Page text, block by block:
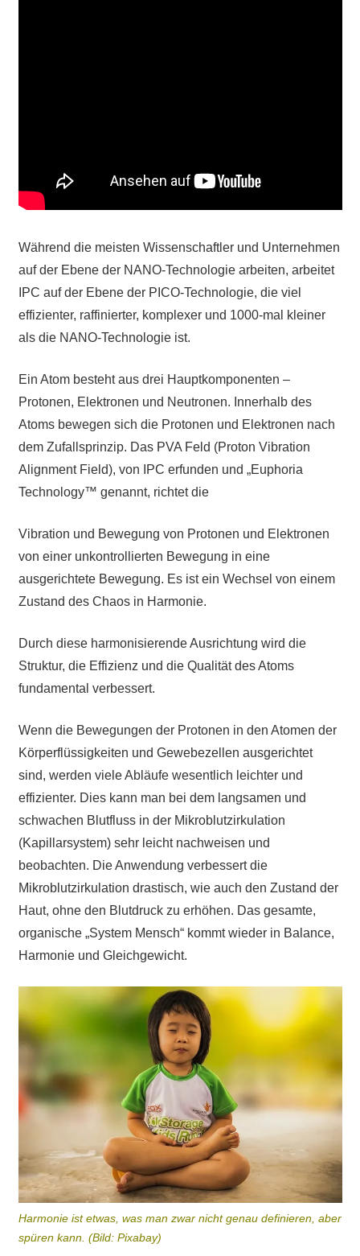
Während die meisten Wissenschaftler und Unternehmen
auf der Ebene der NANO-Technologie arbeiten, arbeitet
IPC auf der Ebene der PICO-Technologie, die viel
effizienter, raffinierter, komplexer und 1000-mal kleiner
als die NANO-Technologie ist.
Ein Atom besteht aus drei Hauptkomponenten –
Protonen, Elektronen und Neutronen. Innerhalb des
Atoms bewegen sich die Protonen und Elektronen nach
dem Zufallsprinzip. Das PVA Feld (Proton Vibration
Alignment Field), von IPC erfunden und „Euphoria
Technology™ genannt, richtet die
Vibration und Bewegung von Protonen und Elektronen
von einer unkontrollierten Bewegung in eine
ausgerichtete Bewegung. Es ist ein Wechsel von einem
Zustand des Chaos in Harmonie.
Durch diese harmonisierende Ausrichtung wird die
Struktur, die Effizienz und die Qualität des Atoms
fundamental verbessert.
Wenn die Bewegungen der Protonen in den Atomen der
Körperflüssigkeiten und Gewebezellen ausgerichtet
sind, werden viele Abläufe wesentlich leichter und
effizienter. Dies kann man bei dem langsamen und
schwachen Blutfluss in der Mikroblutzirkulation
(Kapillarsystem) sehr leicht nachweisen und
beobachten. Die Anwendung verbessert die
Mikroblutzirkulation drastisch, wie auch den Zustand der
Haut, ohne den Blutdruck zu erhöhen. Das gesamte,
organische „System Mensch“ kommt wieder in Balance,
Harmonie und Gleichgewicht.
Harmonie ist etwas, was man zwar nicht genau definieren, aber
spüren kann. (Bild: Pixabay)